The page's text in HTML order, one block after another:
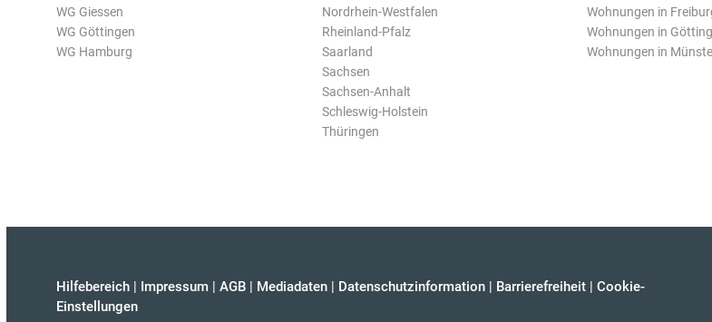
WG Giessen
WG Göttingen
WG Hamburg
Nordrhein-Westfalen
Rheinland-Pfalz
Saarland
Sachsen
Sachsen-Anhalt
Schleswig-Holstein
Thüringen
Wohnungen in
Wohnungen in
Wohnungen in
Hilfebereich | Impressum | AGB | Mediadaten | Datenschutzinformation | Barrierefreiheit | Cookie-
Einstellungen